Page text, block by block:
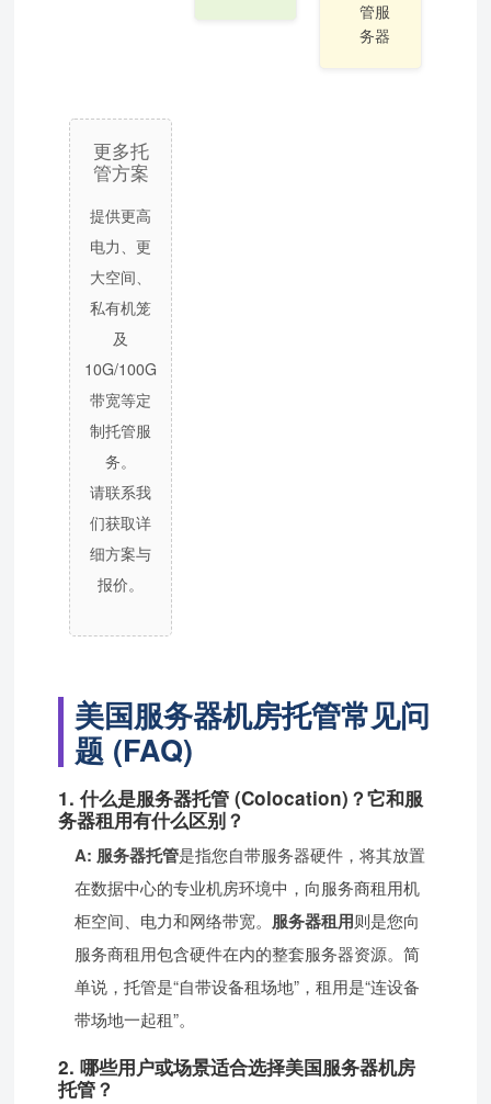
管服
务器
更多托
管方案
提供更高
电力、更
大空间、
私有机笼
及
10G/100G
带宽等定
制托管服
务。
请联系我
们获取详
细方案与
报价。
美国服务器机房托管常见问
题 (FAQ)
1. 什么是服务器托管 (Colocation)？它和服
务器租用有什么区别？
A: 服务器托管是指您自带服务器硬件，将其放置
在数据中心的专业机房环境中，向服务商租用机
柜空间、电力和网络带宽。 服务器租用则是您向
服务商租用包含硬件在内的整套服务器资源。简
单说，托管是“自带设备租场地”，租用是“连设备
带场地一起租”。
2. 哪些用户或场景适合选择美国服务器机房
托管？